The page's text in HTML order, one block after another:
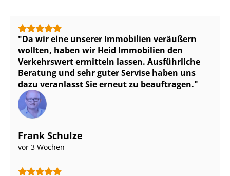
Da wir eine unserer Immobilien veräußern
wollten, haben wir Heid Immobilien den
Verkehrswert ermitteln lassen. Ausführliche
Beratung und sehr guter Servise haben uns
dazu veranlasst Sie erneut zu beauftragen.
Frank Schulze
vor 3 Wochen